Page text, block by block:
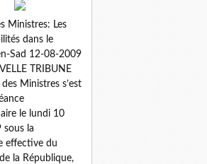
Ministres: Les
dans le
Sad 12-08-2009
TRIBUNE
des Ministres s’est
le lundi 10
sous la
effective du
la République,